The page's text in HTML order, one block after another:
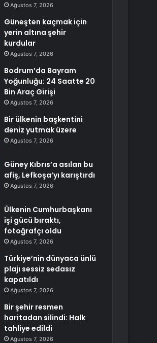
Ağustos 7, 2026
Güneşten kaçmak için
yerin altına şehir
kurdular
Ağustos 7, 2026
Bodrum’da Bayram
Yoğunluğu: 24 Saatte 20
Bin Araç Girişi
Ağustos 7, 2026
Bir ülkenin başkentini
deniz yutmak üzere
Ağustos 7, 2026
Güney Kıbrıs’a asılan bu
afiş, Lefkoşa’yı karıştırdı
Ağustos 7, 2026
Ülkenin Cumhurbaşkanı
işi gücü bıraktı,
fotoğrafçı oldu
Ağustos 7, 2026
Türkiye’nin dünyaca ünlü
plajı sessiz sedasız
kapatıldı
Ağustos 7, 2026
Bir şehir resmen
haritadan silindi: Halk
tahliye edildi
Ağustos 7, 2026